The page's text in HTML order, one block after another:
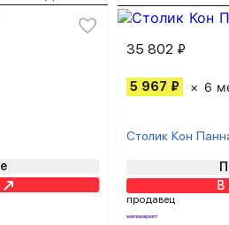
35 802 ₽
5 967 ₽ 6
Столик Кон
В
продавец